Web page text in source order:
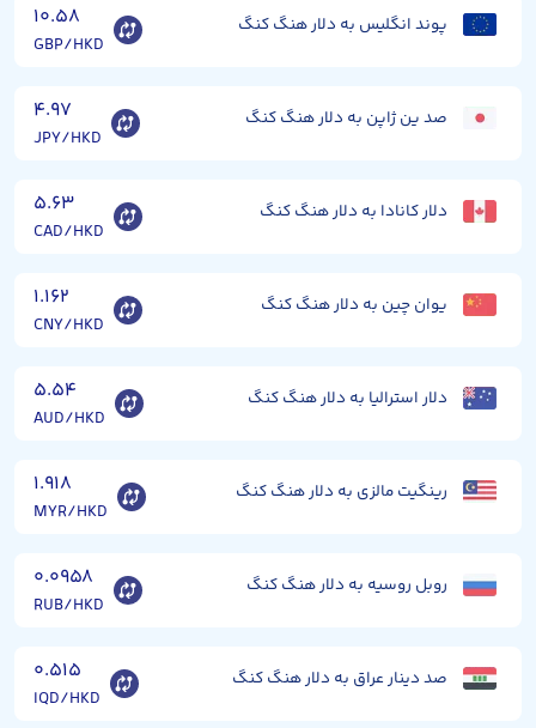
پوند انگلیس به دلار هنگ کنگ ۱۰.۵۸
GBP/HKD
صد ین ژاپن به دلار هنگ کنگ ۴.۹۷
JPY/HKD
دلار کانادا به دلار هنگ کنگ ۵.۶۳
CAD/HKD
یوان چین به دلار هنگ کنگ ۱.۱۶۲
CNY/HKD
دلار استرالیا به دلار هنگ کنگ ۵.۵۴
AUD/HKD
رینگیت مالزی به دلار هنگ کنگ ۱.۹۱۸
MYR/HKD
روبل روسیه به دلار هنگ کنگ ۰.۰۹۵۸
RUB/HKD
صد دینار عراق به دلار هنگ کنگ ۰.۵۱۵
IQD/HKD